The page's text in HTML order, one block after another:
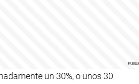
un 30%, o unos 30